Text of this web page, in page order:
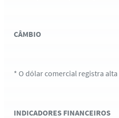
CÂMBIO
* O dólar comercial registra alta
INDICADORES FINANCEIROS